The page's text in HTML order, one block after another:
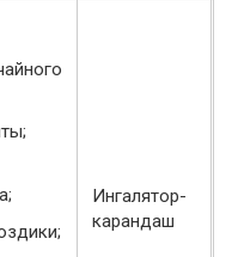
Ингалятор-
карандаш